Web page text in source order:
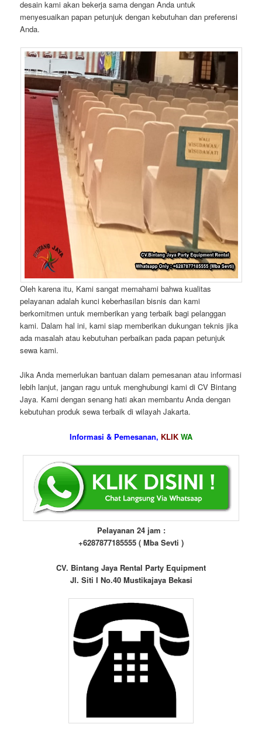
desain kami akan bekerja sama dengan Anda untuk
menyesuaikan papan petunjuk dengan kebutuhan dan preferensi
Anda.
Oleh karena itu, Kami sangat memahami bahwa kualitas
pelayanan adalah kunci keberhasilan bisnis dan kami
berkomitmen untuk memberikan yang terbaik bagi pelanggan
kami. Dalam hal ini, kami siap memberikan dukungan teknis jika
ada masalah atau kebutuhan perbaikan pada papan petunjuk
sewa kami.
Jika Anda memerlukan bantuan dalam pemesanan atau informasi
lebih lanjut, jangan ragu untuk menghubungi kami di CV Bintang
Jaya. Kami dengan senang hati akan membantu Anda dengan
kebutuhan produk sewa terbaik di wilayah Jakarta.
Informasi & Pemesanan, KLIK WA
Pelayanan 24 jam :
+6287877185555 ( Mba Sevti )
CV. Bintang Jaya Rental Party Equipment
Jl. Siti I No.40 Mustikajaya Bekasi